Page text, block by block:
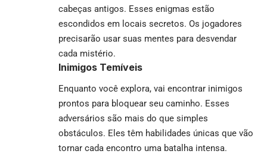
cabeças antigos. Esses enigmas estão
escondidos em locais secretos. Os jogadores
precisarão usar suas mentes para desvendar
cada mistério.
Inimigos Temíveis
Enquanto você explora, vai encontrar inimigos
prontos para bloquear seu caminho. Esses
adversários são mais do que simples
obstáculos. Eles têm habilidades únicas que vão
tornar cada encontro uma batalha intensa.